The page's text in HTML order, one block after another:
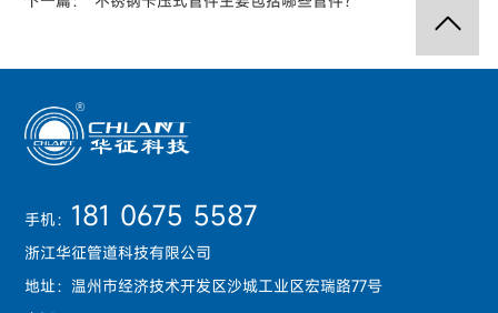
手机： 181 0675 5587
浙江华征管道科技有限公司
地址：温州市经济技术开发区沙城工业区宏瑞路77号